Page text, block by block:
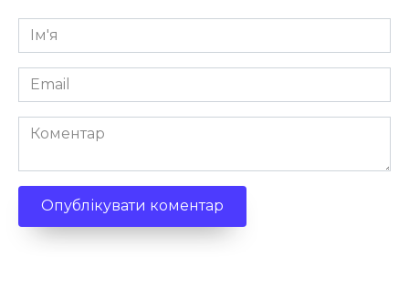
Ім'я
*
Email
*
Коментар